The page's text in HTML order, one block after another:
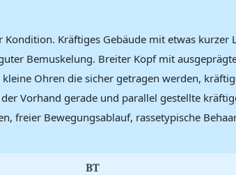
Kräftiges Gebäude mit etwas
Bemuskelung. Breiter Kopf mit
Ohren die sicher getragen werden,
Vorhand gerade und parallel gestellte
freier Bewegungsablauf, rassetypische
BT